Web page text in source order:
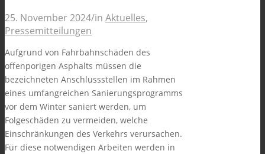
25. November 2024/in Aktuelles,
Pressemitteilungen
Aufgrund von Fahrbahnschäden des
offenporigen Asphalts müssen die
bezeichneten Anschlussstellen im Rahmen
eines umfangreichen Sanierungsprogramms
vor dem Winter saniert werden, um
Folgeschäden zu vermeiden, welche
Einschränkungen des Verkehrs verursachen.
Für diese notwendigen Arbeiten werden in